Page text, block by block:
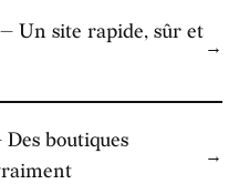
Un site rapide, sûr et
→
boutiques
→